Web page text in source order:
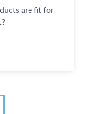
are fit for